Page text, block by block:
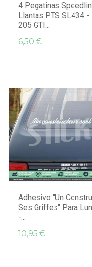
4 Pegatinas
Llantas PTS SL434 -
205 GTI...
6,50 €
Adhesivo "Un
Ses Griffes" Para
-...
10,95 €